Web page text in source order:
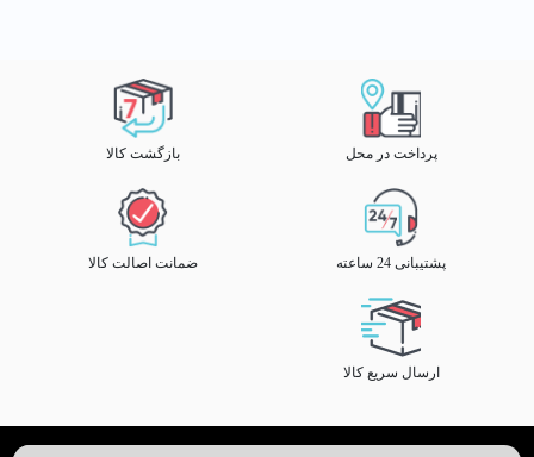
پرداخت در محل بازگشت کالا
پشتیبانی 24 ساعته ضمانت اصالت کالا
ارسال سریع کالا